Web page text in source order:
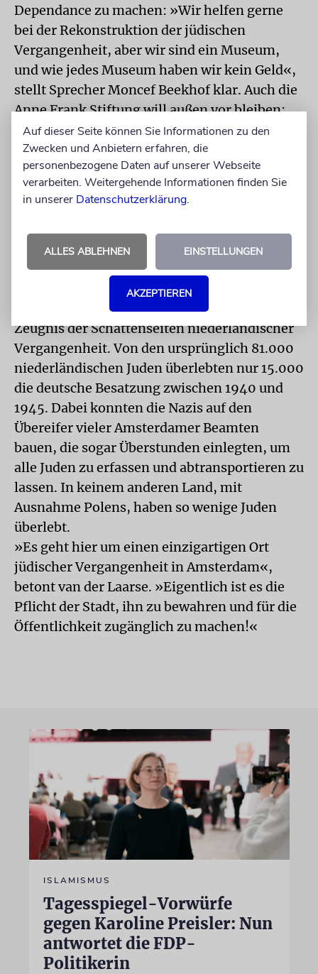
Dependance zu machen: »Wir helfen gerne
bei der Rekonstruktion der jüdischen
Vergangenheit, aber wir sind ein Museum,
und wie jedes Museum haben wir kein Geld«,
stellt Sprecher Moncef Beekhof klar. Auch die
Anne Frank Stiftung will außen vor bleiben:
»Schön, dass es entdeckt wurde«, sagt
Sprecherin Annemarie Bekker. »Aber wir
beschränken uns auf Anne Frank.« Die Stadt
Amsterdam sucht nach Möglichkeiten, das
Haus oder zumindest das Zimmer zu
Sprecher Chris van der Kroon mit. Es müsse
aber auf jeden Fall unter Denkmalschutz
gestellt werden. »Das ist das Mindeste!«, sagt
van der Laarse. Immerhin ist dieses Haus auch
Zeugnis der Schattenseiten niederländischer
Vergangenheit. Von den ursprünglich 81.000
niederländischen Juden überlebten nur 15.000
die deutsche Besatzung zwischen 1940 und
1945. Dabei konnten die Nazis auf den
Übereifer vieler Amsterdamer Beamten
bauen, die sogar Überstunden einlegten, um
alle Juden zu erfassen und abtransportieren zu
lassen. In keinem anderen Land, mit
Ausnahme Polens, haben so wenige Juden
überlebt.
»Es geht hier um einen einzigartigen Ort
jüdischer Vergangenheit in Amsterdam«,
betont van der Laarse. »Eigentlich ist es die
Pflicht der Stadt, ihn zu bewahren und für die
Öffentlichkeit zugänglich zu machen!«
ISLAMISMUS
Tagesspiegel-Vorwürfe
gegen Karoline Preisler: Nun
antwortet die FDP-
Politikerin
Auf dieser Seite können Sie Informationen zu den
Zwecken und Anbietern erfahren, die
personenbezogene Daten auf unserer Webseite
verarbeiten. Weitergehende Informationen finden Sie
in unserer Datenschutzerklärung.
ALLES ABLEHNEN EINSTELLUNGEN
AKZEPTIEREN